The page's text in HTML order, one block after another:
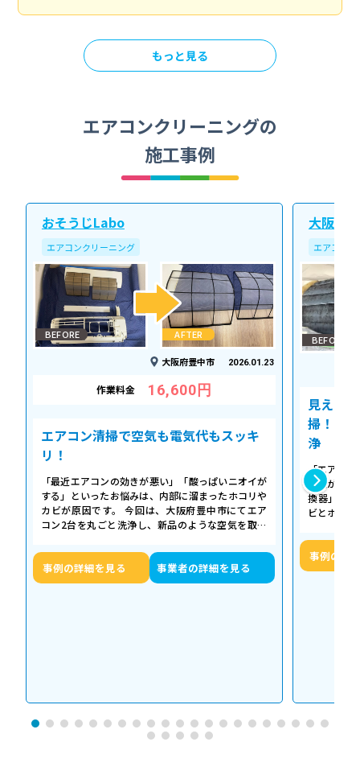
もっと見る
エアコンクリーニングの
施工事例
おそうじLabo
エアコンクリーニング
BEFORE AFTER
大阪府豊中市 2026.01.23
作業料金 16,600円
エアコン清掃で空気も電気代もスッキ
リ！
「最近エアコンの効きが悪い」「酸っぱいニオイが
する」といったお悩みは、内部に溜まったホコリや
カビが原因です。 今回は、大阪府豊中市にてエア
コン2台を丸ごと洗浄し、新品のような空気を取り
事例の詳細を見る 事業者の詳細を見る
大阪北
エアコン
BEFORE
見えな
掃！空
浄
「エアコ
た気がす
換器」の
ビとホコ
事例の詳